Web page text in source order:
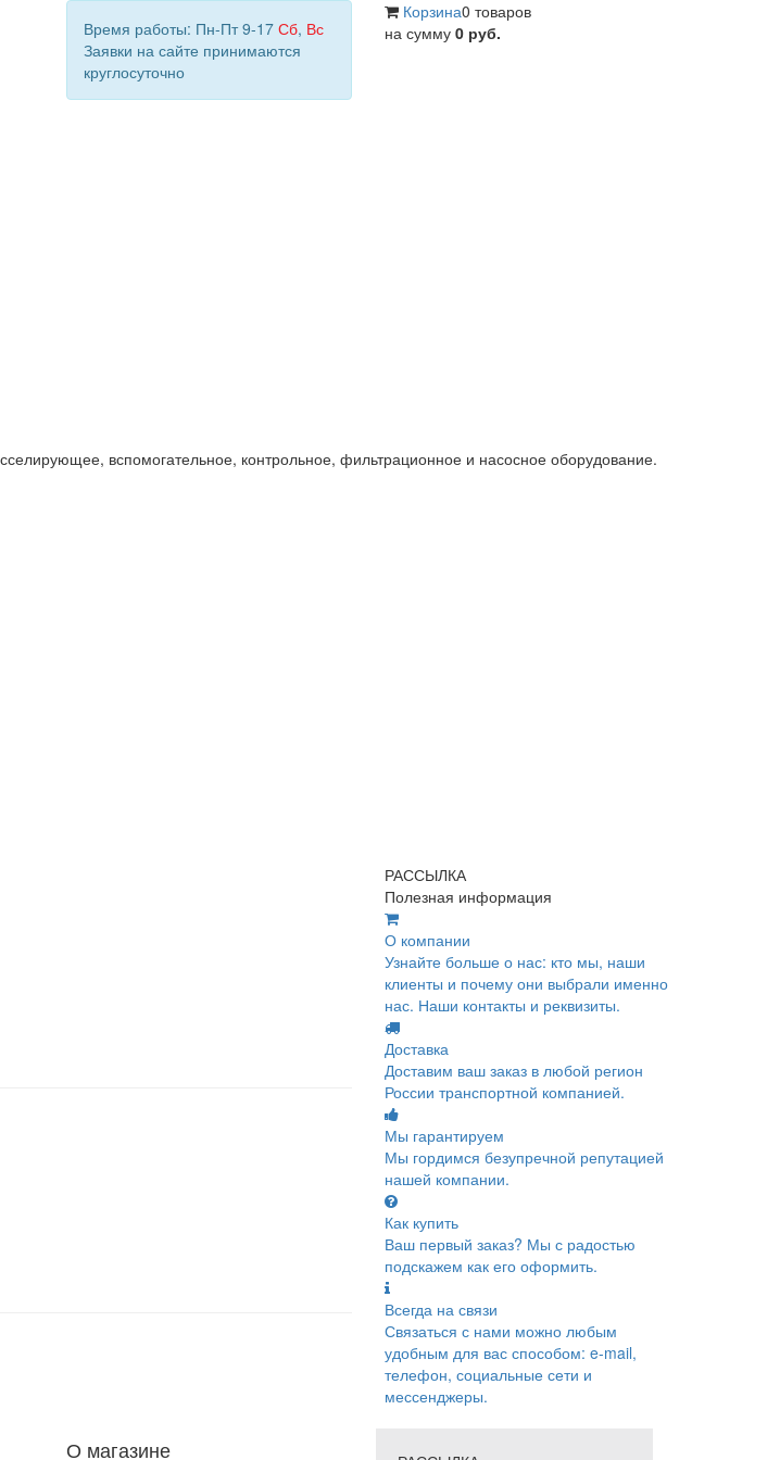
Время работы: Пн-Пт 9-17 Сб, Вс
Заявки на сайте принимаются
круглосуточно
Корзина0 товаров
на сумму 0 руб.
вспомогательное, контрольное, фильтрационное и насосное оборудование.
РАССЫЛКА
Полезная информация
О компании
Узнайте больше о нас: кто мы, наши
клиенты и почему они выбрали именно
нас. Наши контакты и реквизиты.
Доставка
Доставим ваш заказ в любой регион
России транспортной компанией.
Мы гарантируем
Мы гордимся безупречной репутацией
нашей компании.
Как купить
Ваш первый заказ? Мы с радостью
подскажем как его оформить.
Всегда на связи
Связаться с нами можно любым
удобным для вас способом: e-mail,
телефон, социальные сети и
мессенджеры.
О магазине